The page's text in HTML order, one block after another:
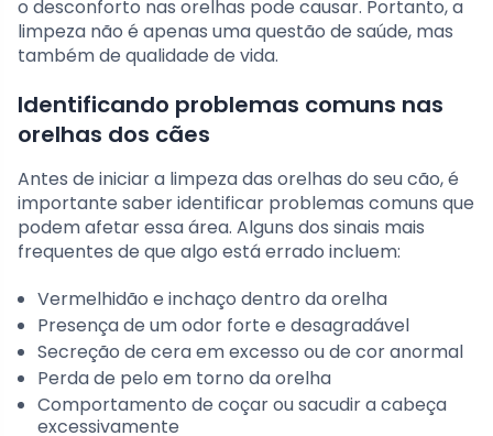
o desconforto nas orelhas pode causar. Portanto, a
limpeza não é apenas uma questão de saúde, mas
também de qualidade de vida.
Identificando problemas comuns nas
orelhas dos cães
Antes de iniciar a limpeza das orelhas do seu cão, é
importante saber identificar problemas comuns que
podem afetar essa área. Alguns dos sinais mais
frequentes de que algo está errado incluem:
Vermelhidão e inchaço dentro da orelha
Presença de um odor forte e desagradável
Secreção de cera em excesso ou de cor anormal
Perda de pelo em torno da orelha
Comportamento de coçar ou sacudir a cabeça
excessivamente